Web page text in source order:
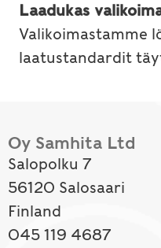
Laadukas
Valikoimastamme
laatustandardit
Oy Samhita Ltd
Salopolku 7
56120 Salosaari
Finland
045 119 4687